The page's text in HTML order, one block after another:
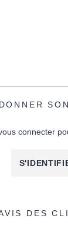
DONNER
connecter
DES